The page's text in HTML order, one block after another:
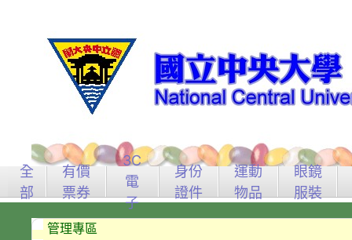
全
部
有價
票券
3C
電
子
身份
證件
運動
物品
眼鏡
服裝
管理專區